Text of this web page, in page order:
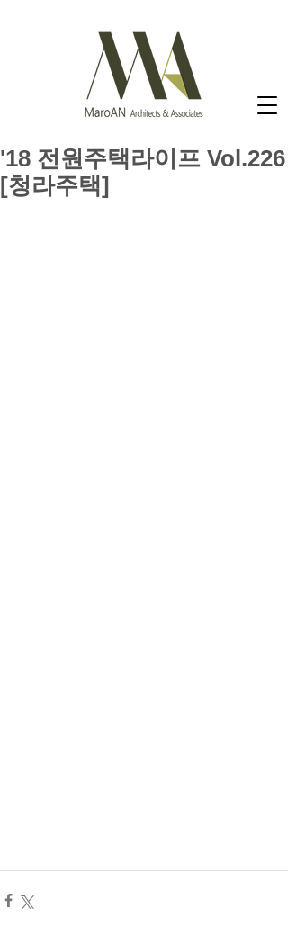
'18 전원주택라이프 Vol.226
[청라주택]